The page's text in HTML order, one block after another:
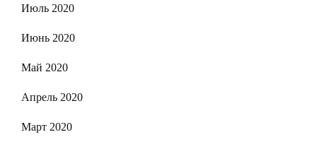
Июль 2020
Июнь 2020
Май 2020
Апрель 2020
Март 2020